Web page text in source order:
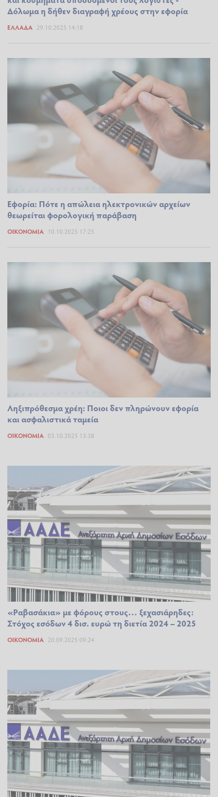
Δόλωμα η δήθεν διαγραφή χρέους στην εφορία
ΕΛΛΆΔΑ 29.10.2025 14:18
Εφορία: Πότε η απώλεια ηλεκτρονικών αρχείων
θεωρείται φορολογική παράβαση
ΟΙΚΟΝΟΜΊΑ 10.10.2025 17:25
Ληξιπρόθεσμα χρέη: Ποιοι δεν πληρώνουν εφορία
και ασφαλιστικά ταμεία
ΟΙΚΟΝΟΜΊΑ 03.10.2025 13:38
«Ραβασάκια» με φόρους στους… ξεχασιάρηδες:
Στόχος εσόδων 4 δισ. ευρώ τη διετία 2024 – 2025
ΟΙΚΟΝΟΜΊΑ 20.09.2025 09:24